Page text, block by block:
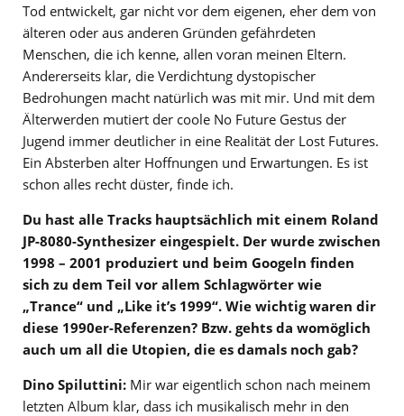
Tod entwickelt, gar nicht vor dem eigenen, eher dem von
älteren oder aus anderen Gründen gefährdeten
Menschen, die ich kenne, allen voran meinen Eltern.
Andererseits klar, die Verdichtung dystopischer
Bedrohungen macht natürlich was mit mir. Und mit dem
Älterwerden mutiert der coole No Future Gestus der
Jugend immer deutlicher in eine Realität der Lost Futures.
Ein Absterben alter Hoffnungen und Erwartungen. Es ist
schon alles recht düster, finde ich.
Du hast alle Tracks hauptsächlich mit einem Roland
JP-8080-Synthesizer eingespielt. Der wurde zwischen
1998 – 2001 produziert und beim Googeln finden
sich zu dem Teil vor allem Schlagwörter wie
„Trance“ und „Like it’s 1999“. Wie wichtig waren dir
diese 1990er-Referenzen? Bzw. gehts da womöglich
auch um all die Utopien, die es damals noch gab?
Dino Spiluttini: Mir war eigentlich schon nach meinem
letzten Album klar, dass ich musikalisch mehr in den